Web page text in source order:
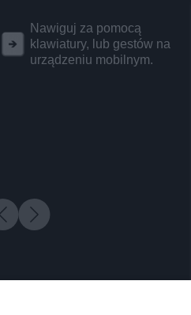
Nawiguj za pomocą
klawiatury, lub gestów na
urządzeniu mobilnym.